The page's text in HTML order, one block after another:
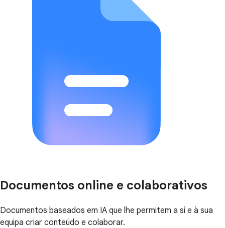
Documentos online e colaborativos
Documentos baseados em IA que lhe permitem a si e à sua
equipa criar conteúdo e colaborar.